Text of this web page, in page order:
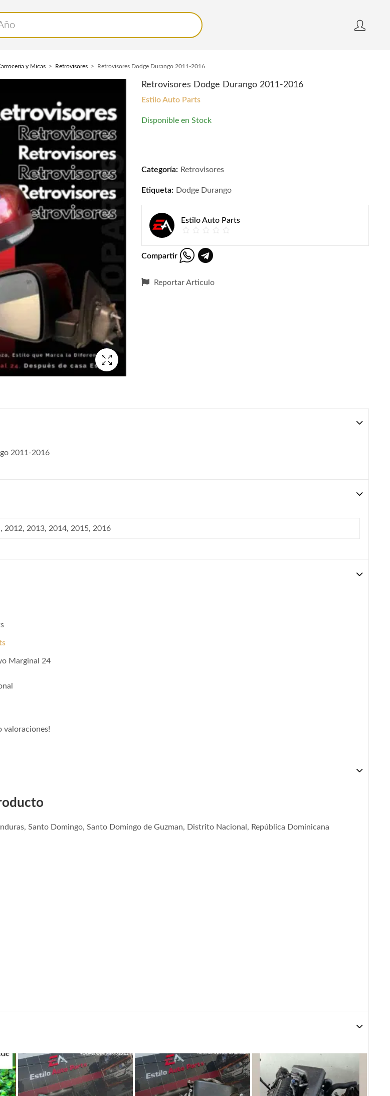
y Micas Retrovisores Retrovisores Dodge Durango 2011-2016
Retrovisores Dodge Durango 2011-2016
Estilo Auto Parts
Disponible en Stock
Categoría: Retrovisores
Etiqueta: Dodge Durango
Estilo Auto Parts
Compartir
Reportar Articulo
2011-2016
2012, 2013, 2014, 2015, 2016
Marginal 24
valoraciones!
Santo Domingo, Santo Domingo de Guzman, Distrito Nacional, República Dominicana